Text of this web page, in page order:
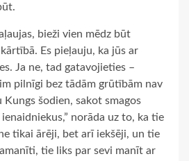
bieži vien mēdz būt
Es pieļauju, ka jūs ar
Ja ne, tad gatavojieties –
pilnīgi bez tādām grūtībām nav
šodien, sakot smagos
norāda uz to, ka tie
tikai ārēji, bet arī iekšēji, un tie
tie liks par sevi manīt ar